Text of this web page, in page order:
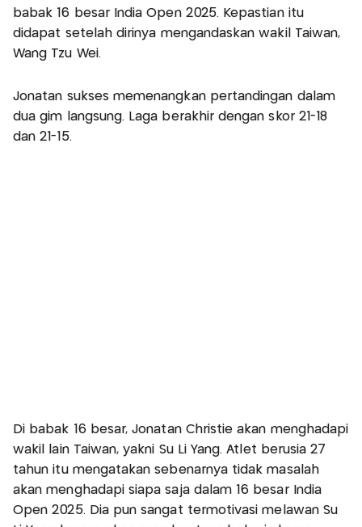
babak 16 besar India Open 2025. Kepastian itu
didapat setelah dirinya mengandaskan wakil Taiwan,
Wang Tzu Wei.
Jonatan sukses memenangkan pertandingan dalam
dua gim langsung. Laga berakhir dengan skor 21-18
dan 21-15.
Di babak 16 besar, Jonatan Christie akan menghadapi
wakil lain Taiwan, yakni Su Li Yang. Atlet berusia 27
tahun itu mengatakan sebenarnya tidak masalah
akan menghadapi siapa saja dalam 16 besar India
Open 2025. Dia pun sangat termotivasi melawan Su